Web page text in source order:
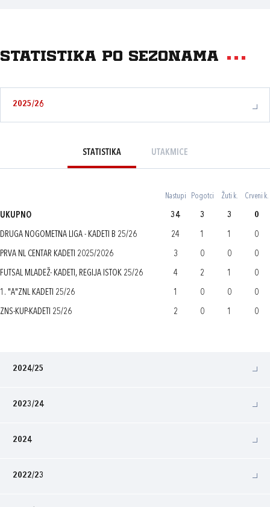
Statistika po sezonama
2025/26
STATISTIKA UTAKMICE
Nastupi Pogotci Žuti k. Crveni k.
UKUPNO 34 3 3 0
DRUGA NOGOMETNA LIGA - KADETI B 25/26 24 1 1 0
PRVA NL CENTAR KADETI 2025/2026 3 0 0 0
FUTSAL MLADEŽ- KADETI, REGIJA ISTOK 25/26 4 2 1 0
1. "A"ZNL KADETI 25/26 1 0 0 0
ZNS-KUP-KADETI 25/26 2 0 1 0
2024/25
2023/24
2024
2022/23